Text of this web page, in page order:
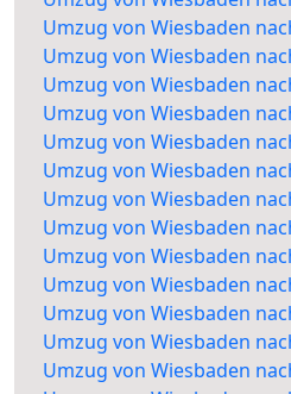
Umzug von Wiesbaden
Umzug von Wiesbaden
Umzug von Wiesbaden
Umzug von Wiesbaden
Umzug von Wiesbaden
Umzug von Wiesbaden
Umzug von Wiesbaden
Umzug von Wiesbaden
Umzug von Wiesbaden
Umzug von Wiesbaden
Umzug von Wiesbaden
Umzug von Wiesbaden
Umzug von Wiesbaden